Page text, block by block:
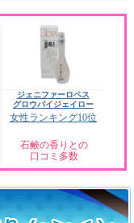
ジェニファーロペス
グロウバイジェイロー
女性ランキング10位
石鹸の香りとの
口コミ多数